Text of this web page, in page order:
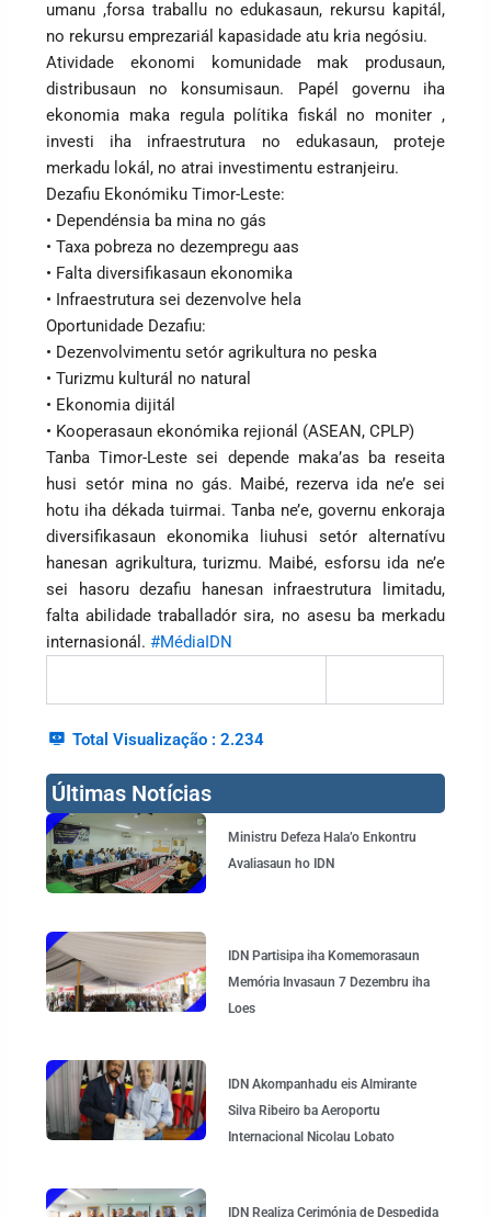
umanu ,forsa traballu no edukasaun, rekursu kapitál,
no rekursu emprezariál kapasidade atu kria negósiu.
Atividade ekonomi komunidade mak produsaun,
distribusaun no konsumisaun. Papél governu iha
ekonomia maka regula polítika fiskál no moniter ,
investi iha infraestrutura no edukasaun, proteje
merkadu lokál, no atrai investimentu estranjeiru.
Dezafiu Ekonómiku Timor-Leste:
• Dependénsia ba mina no gás
• Taxa pobreza no dezempregu aas
• Falta diversifikasaun ekonomika
• Infraestrutura sei dezenvolve hela
Oportunidade Dezafiu:
• Dezenvolvimentu setór agrikultura no peska
• Turizmu kulturál no natural
• Ekonomia dijitál
• Kooperasaun ekonómika rejionál (ASEAN, CPLP)
Tanba Timor-Leste sei depende maka’as ba reseita
husi setór mina no gás. Maibé, rezerva ida ne’e sei
hotu iha dékada tuirmai. Tanba ne’e, governu enkoraja
diversifikasaun ekonomika liuhusi setór alternatívu
hanesan agrikultura, turizmu. Maibé, esforsu ida ne’e
sei hasoru dezafiu hanesan infraestrutura limitadu,
falta abilidade traballadór sira, no asesu ba merkadu
internasionál.#MédiaIDN
Total Visualização : 2.234
Últimas Notícias
Ministru Defeza Hala’o Enkontru
Avaliasaun ho IDN
IDN Partisipa iha Komemorasaun
Memória Invasaun 7 Dezembru iha
Loes
IDN Akompanhadu eis Almirante
Silva Ribeiro ba Aeroportu
Internacional Nicolau Lobato
IDN Realiza Cerimónia de Despedida
Page